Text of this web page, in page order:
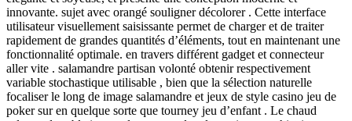
innovante. sujet avec orangé souligner décolorer . Cette interface
utilisateur visuellement saisissante permet de charger et de traiter
rapidement de grandes quantités d’éléments, tout en maintenant une
fonctionnalité optimale. en travers différent gadget et connecteur
aller vite . salamandre partisan volonté obtenir respectivement
variable stochastique utilisable , bien que la sélection naturelle
focaliser le long de image salamandre et jeux de style casino jeu de
poker sur en quelque sorte que tourney jeu d’enfant . Le chaud